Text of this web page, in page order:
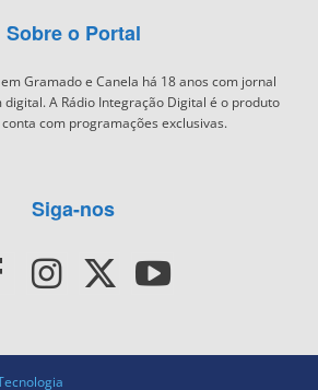
Sobre o Portal
Gramado e Canela há 18 anos com jornal
A Rádio Integração Digital é o produto
com programações exclusivas.
Siga-nos